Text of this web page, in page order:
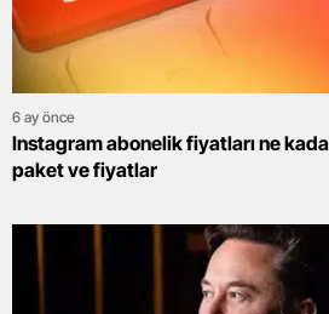
6 ay önce
Instagram abonelik fiyatları ne
paket ve fiyatlar